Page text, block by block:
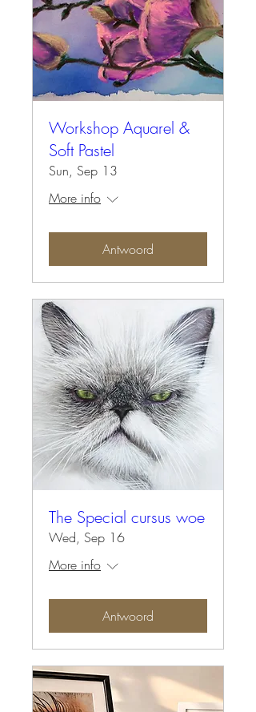
Workshop Aquarel &
Soft Pastel
Sun, Sep 13
More info
Antwoord
The Special cursus woe
Wed, Sep 16
More info
Antwoord